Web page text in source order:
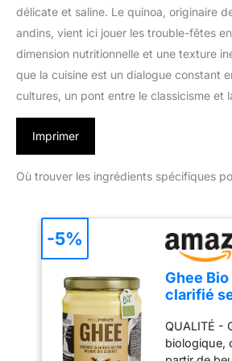
délicate et saline. Le quinoa, originaire
andins, vient ici jouer les trouble-fêtes
dimension nutritionnelle et une texture
que la cuisine est un dialogue constant
cultures, un pont entre le classicisme et
Imprimer
Où trouver les ingrédients spécifiques
Ghee
clarifié
QUALITÉ -
biologique,
-5%